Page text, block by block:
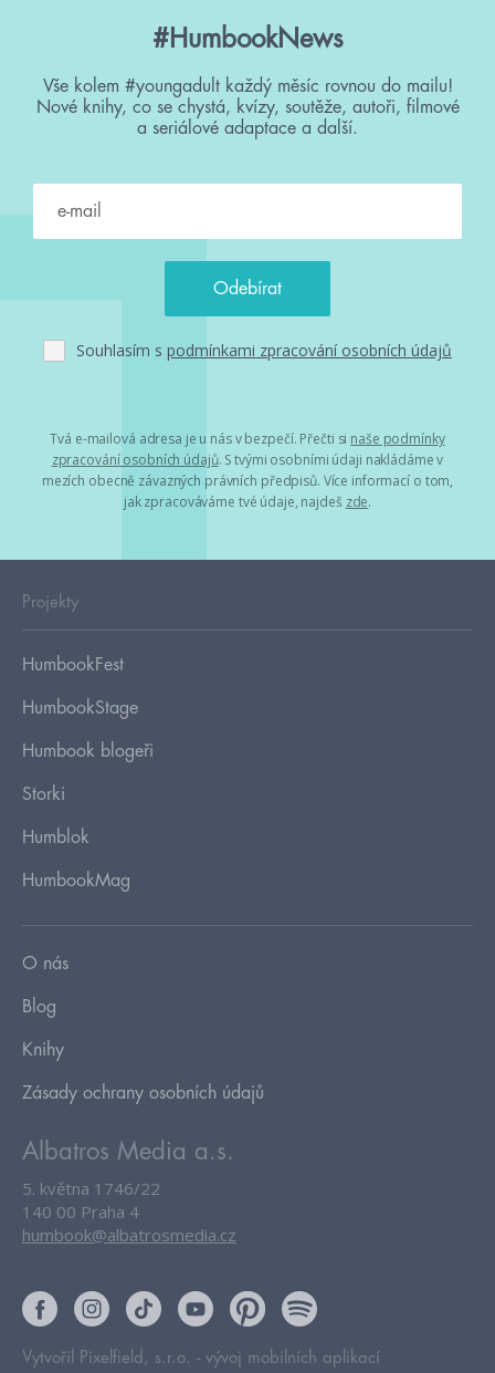
#HumbookNews
Vše kolem #youngadult každý měsíc rovnou do mailu!
Nové knihy, co se chystá, kvízy, soutěže, autoři, filmové
a seriálové adaptace a další.
Souhlasím s podmínkami zpracování osobních údajů
Tvá e-mailová adresa je u nás v bezpečí. Přečti si naše podmínky
zpracování osobních údajů. S tvými osobními údaji nakládáme v
mezích obecně závazných právních předpisů. Více informací o tom,
jak zpracováváme tvé údaje, najdeš zde.
Projekty
HumbookFest
HumbookStage
Humbook blogeři
Storki
Humblok
HumbookMag
O nás
Blog
Knihy
Zásady ochrany osobních údajů
Albatros Media a.s.
5. května 1746/22
140 00 Praha 4
humbook@albatrosmedia.cz
Vytvořil Pixelfield, s.r.o. - vývoj mobilních aplikací